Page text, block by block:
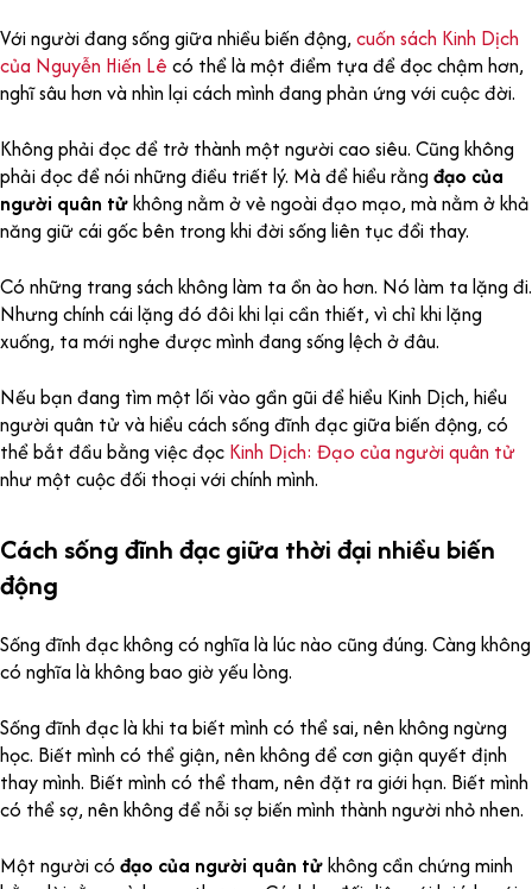
Với người đang sống giữa nhiều biến động, cuốn sách Kinh Dịch
của Nguyễn Hiến Lê có thể là một điểm tựa để đọc chậm hơn,
nghĩ sâu hơn và nhìn lại cách mình đang phản ứng với cuộc đời.
Không phải đọc để trở thành một người cao siêu. Cũng không
phải đọc để nói những điều triết lý. Mà để hiểu rằng đạo của
người quân tửkhông nằm ở vẻ ngoài đạo mạo, mà nằm ở khả
năng giữ cái gốc bên trong khi đời sống liên tục đổi thay.
Có những trang sách không làm ta ồn ào hơn. Nó làm ta lặng đi.
Nhưng chính cái lặng đó đôi khi lại cần thiết, vì chỉ khi lặng
xuống, ta mới nghe được mình đang sống lệch ở đâu.
Nếu bạn đang tìm một lối vào gần gũi để hiểu Kinh Dịch, hiểu
người quân tử và hiểu cách sống đĩnh đạc giữa biến động, có
thể bắt đầu bằng việc đọc Kinh Dịch: Đạo của người quân tử
như một cuộc đối thoại với chính mình.
Cách sống đĩnh đạc giữa thời đại nhiều biến
động
Sống đĩnh đạc không có nghĩa là lúc nào cũng đúng. Càng không
có nghĩa là không bao giờ yếu lòng.
Sống đĩnh đạc là khi ta biết mình có thể sai, nên không ngừng
học. Biết mình có thể giận, nên không để cơn giận quyết định
thay mình. Biết mình có thể tham, nên đặt ra giới hạn. Biết mình
có thể sợ, nên không để nỗi sợ biến mình thành người nhỏ nhen.
Một người có đạo của người quân tửkhông cần chứng minh